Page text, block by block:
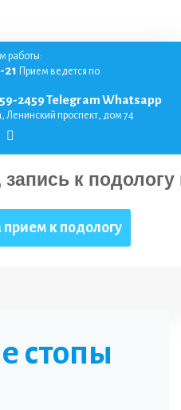
работы:
Прием ведется по
2459TelegramWhatsapp
Ленинский проспект, дом 74
прием к подологу
стопы